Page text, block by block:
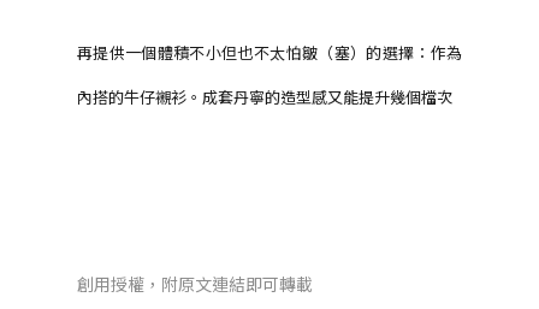
再提供一個體積不小但也不太怕皺（塞）的選擇：作為
內搭的牛仔襯衫。成套丹寧的造型感又能提升幾個檔次
創用授權，附原文連結即可轉載